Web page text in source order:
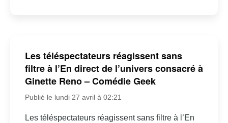
Les téléspectateurs réagissent sans
filtre à l’En direct de l’univers consacré à
Ginette Reno – Comédie Geek
Publié le lundi 27 avril à 02:21
Les téléspectateurs réagissent sans filtre à l’En